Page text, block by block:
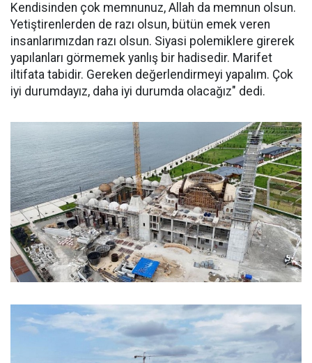
Kendisinden çok memnunuz, Allah da memnun olsun.
Yetiştirenlerden de razı olsun, bütün emek veren
insanlarımızdan razı olsun. Siyasi polemiklere girerek
yapılanları görmemek yanlış bir hadisedir. Marifet
iltifata tabidir. Gereken değerlendirmeyi yapalım. Çok
iyi durumdayız, daha iyi durumda olacağız" dedi.